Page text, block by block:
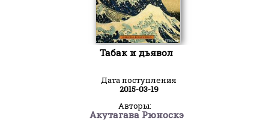
Табак и дьявол
Дата поступления
2015-03-19
Авторы:
Акутагава Рюноскэ